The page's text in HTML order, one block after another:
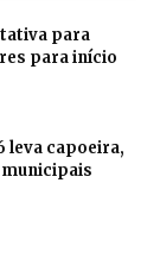
para
para início
leva capoeira,
municipais